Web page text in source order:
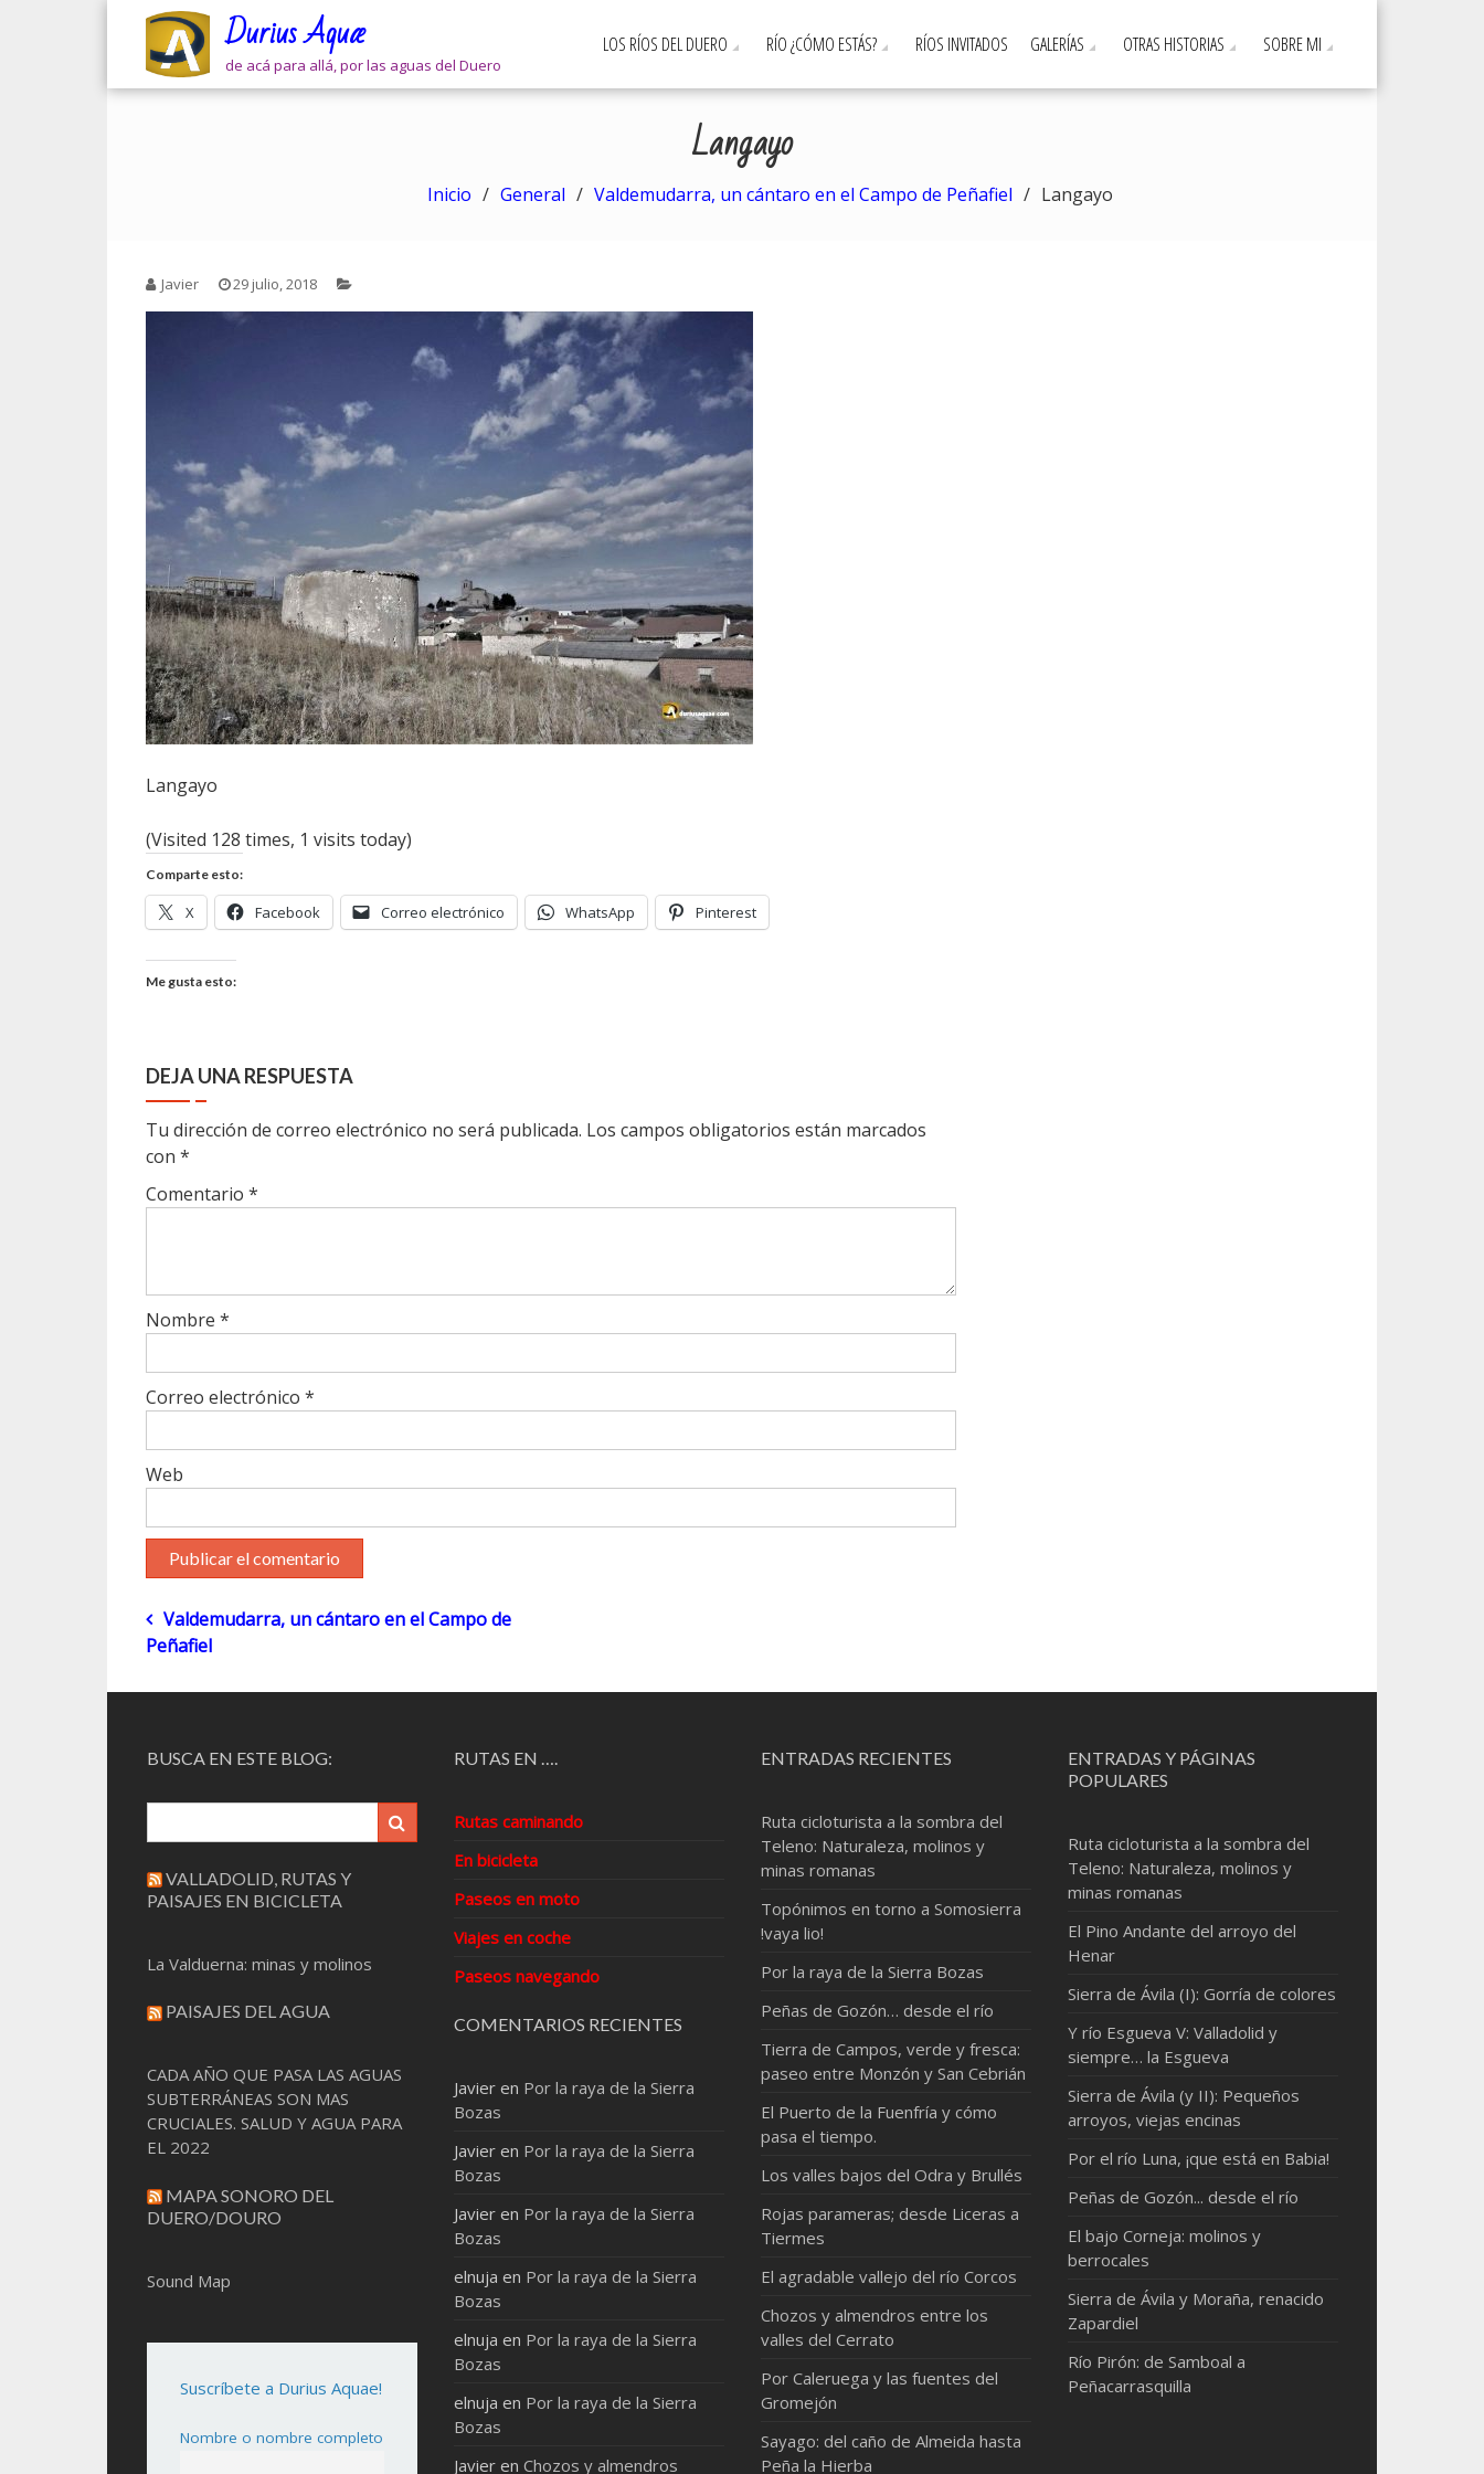
Durius Aquæ
de acá para allá, por las aguas del Duero
LOS RÍOS DEL DUERO RÍO ¿CÓMO ESTÁS? RÍOS INVITADOS GALERÍAS OTRAS HISTORIAS SOBRE MI
Langayo
Inicio General Valdemudarra, un cántaro en el Campo de Peñafiel Langayo
Javier 29 julio, 2018
Langayo
(Visited 128 times, 1 visits today)
Comparte esto:
X Facebook Correo electrónico WhatsApp Pinterest
Me gusta esto:
DEJA UNA RESPUESTA
Tu dirección de correo electrónico no será publicada. Los campos obligatorios están marcados
con *
Comentario *
Nombre *
Correo electrónico *
Web
Navegación
Valdemudarra, un cántaro en el Campo de
Peñafiel
BUSCA EN ESTE BLOG:
VALLADOLID, RUTAS Y
PAISAJES EN BICICLETA
La Valduerna: minas y molinos
PAISAJES DEL AGUA
CADA AÑO QUE PASA LAS AGUAS
SUBTERRÁNEAS SON MAS
CRUCIALES. SALUD Y AGUA PARA
EL 2022
MAPA SONORO DEL
DUERO/DOURO
Sound Map
Suscríbete a Durius Aquae!
Nombre o nombre completo
RUTAS EN ….
Rutas caminando
En bicicleta
Paseos en moto
Viajes en coche
Paseos navegando
COMENTARIOS RECIENTES
Javier en Por la raya de la Sierra
Bozas
Javier en Por la raya de la Sierra
Bozas
Javier en Por la raya de la Sierra
Bozas
elnuja en Por la raya de la Sierra
Bozas
elnuja en Por la raya de la Sierra
Bozas
elnuja en Por la raya de la Sierra
Bozas
Javier enChozos y almendros
ENTRADAS RECIENTES
Ruta cicloturista a la sombra del
Teleno: Naturaleza, molinos y
minas romanas
Topónimos en torno a Somosierra
!vaya lio!
Por la raya de la Sierra Bozas
Peñas de Gozón… desde el río
Tierra de Campos, verde y fresca:
paseo entre Monzón y San Cebrián
El Puerto de la Fuenfría y cómo
pasa el tiempo.
Los valles bajos del Odra y Brullés
Rojas parameras; desde Liceras a
Tiermes
El agradable vallejo del río Corcos
Chozos y almendros entre los
valles del Cerrato
Por Caleruega y las fuentes del
Gromejón
Sayago: del caño de Almeida hasta
Peña la Hierba
ENTRADAS Y PÁGINAS
POPULARES
Ruta cicloturista a la sombra del
Teleno: Naturaleza, molinos y
minas romanas
El Pino Andante del arroyo del
Henar
Sierra de Ávila (I): Gorría de colores
Y río Esgueva V: Valladolid y
siempre… la Esgueva
Sierra de Ávila (y II): Pequeños
arroyos, viejas encinas
Por el río Luna, ¡que está en Babia!
Peñas de Gozón... desde el río
El bajo Corneja: molinos y
berrocales
Sierra de Ávila y Moraña, renacido
Zapardiel
Río Pirón: de Samboal a
Peñacarrasquilla